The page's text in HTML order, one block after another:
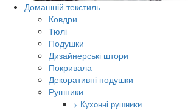
Домашній текстиль
Ковдри
Тюлі
Подушки
Дизайнерські штори
Покривала
Декоративні подушки
Рушники
> Кухонні рушники